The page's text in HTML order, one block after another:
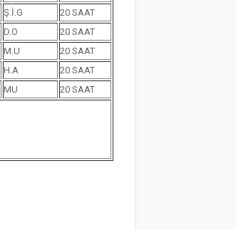
Ş.İ.G
20 SAAT
D.O
20 SAAT
M.U
20 SAAT
H.A
20 SAAT
MU 20 SAAT